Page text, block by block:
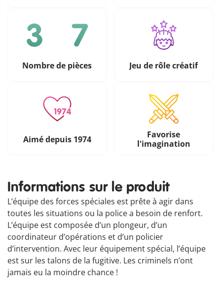
Nombre de pièces Jeu de rôle créatif
Aimé depuis 1974
Favorise
l'imagination
Informations sur le produit
L’équipe des forces spéciales est prête à agir dans
toutes les situations ou la police a besoin de renfort.
L’équipe est composée d’un plongeur, d’un
coordinateur d’opérations et d’un policier
d’intervention. Avec leur équipement spécial, l’équipe
est sur les talons de la fugitive. Les criminels n’ont
jamais eu la moindre chance !